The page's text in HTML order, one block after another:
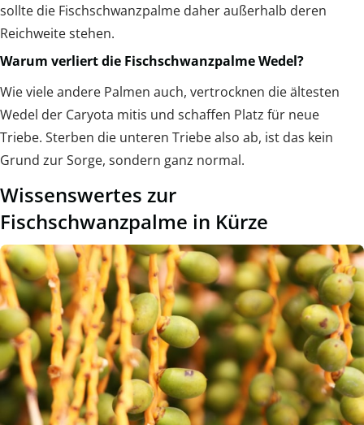
sollte die Fischschwanzpalme daher außerhalb deren
Reichweite stehen.
Warum verliert die Fischschwanzpalme Wedel?
Wie viele andere Palmen auch, vertrocknen die ältesten
Wedel der Caryota mitis und schaffen Platz für neue
Triebe. Sterben die unteren Triebe also ab, ist das kein
Grund zur Sorge, sondern ganz normal.
Wissenswertes zur
Fischschwanzpalme in Kürze